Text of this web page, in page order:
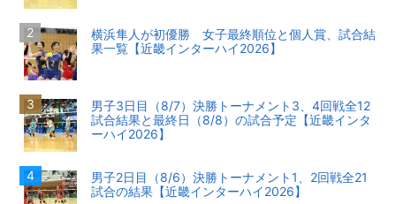
横浜隼人が初優勝 女子最終順位と個人賞、試合結
果一覧【近畿インターハイ2026】
男子3日目（8/7）決勝トーナメント3、4回戦全12
試合結果と最終日（8/8）の試合予定【近畿インタ
ーハイ2026】
男子2日目（8/6）決勝トーナメント1、2回戦全21
試合の結果【近畿インターハイ2026】